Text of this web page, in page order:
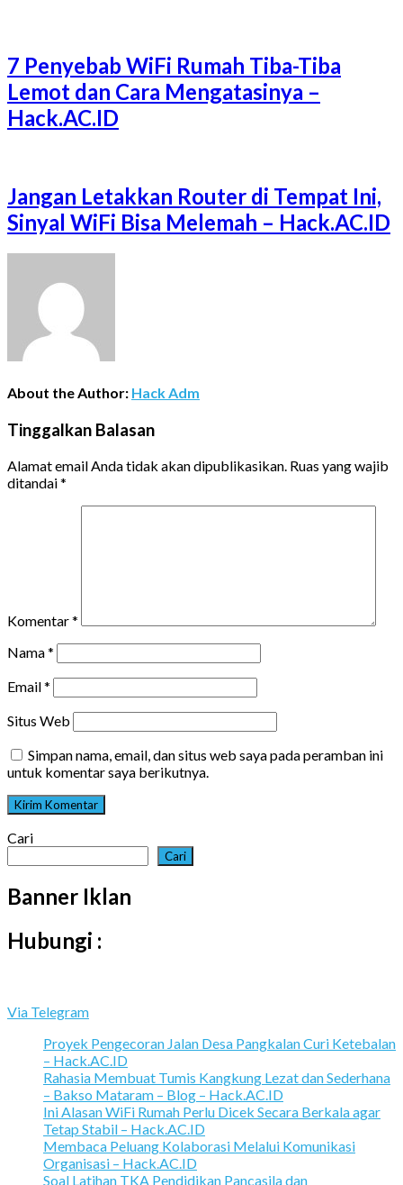
7 Penyebab WiFi Rumah Tiba-Tiba
Lemot dan Cara Mengatasinya –
Hack.AC.ID
Jangan Letakkan Router di Tempat Ini,
Sinyal WiFi Bisa Melemah – Hack.AC.ID
About the Author: Hack Adm
Tinggalkan Balasan
Alamat email Anda tidak akan dipublikasikan. Ruas yang wajib
ditandai*
Komentar*
Nama*
Email*
Situs Web
Simpan nama, email, dan situs web saya pada peramban ini
untuk komentar saya berikutnya.
Cari
Cari
Banner Iklan
Hubungi :
Via Telegram
Proyek Pengecoran Jalan Desa Pangkalan Curi Ketebalan
– Hack.AC.ID
Rahasia Membuat Tumis Kangkung Lezat dan Sederhana
– Bakso Mataram – Blog – Hack.AC.ID
Ini Alasan WiFi Rumah Perlu Dicek Secara Berkala agar
Tetap Stabil – Hack.AC.ID
Membaca Peluang Kolaborasi Melalui Komunikasi
Organisasi – Hack.AC.ID
Soal Latihan TKA Pendidikan Pancasila dan